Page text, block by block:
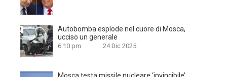
Autobomba esplode nel cuore di Mosca,
ucciso un generale
6:10 pm 24 Dic 2025